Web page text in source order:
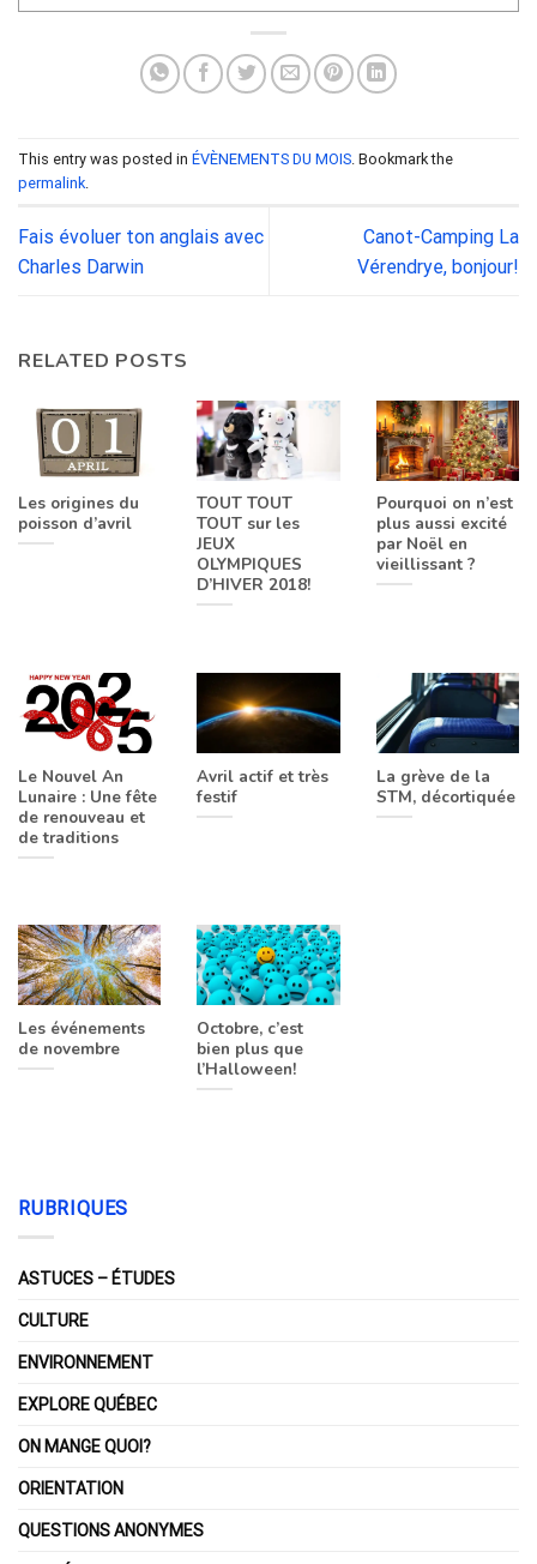
This entry was posted in ÉVÈNEMENTS DU MOIS . Bookmark the
permalink
Fais évoluer ton anglais avec
Charles Darwin
Canot-Camping La
Vérendrye, bonjour!
RELATED POSTS
Les origines du
poisson d’avril
TOUT TOUT
TOUT sur les
JEUX
OLYMPIQUES
D’HIVER 2018!
Pourquoi on n’est
plus aussi excité
par Noël en
vieillissant ?
Le Nouvel An
Lunaire : Une fête
de renouveau et
de traditions
Avril actif et très
festif
La grève de la
STM, décortiquée
Les événements
de novembre
Octobre, c’est
bien plus que
l’Halloween!
RUBRIQUES
ASTUCES – ÉTUDES
CULTURE
ENVIRONNEMENT
EXPLORE QUÉBEC
ON MANGE QUOI?
ORIENTATION
QUESTIONS ANONYMES